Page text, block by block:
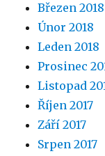
Březen 2018
Únor 2018
Leden 2018
Prosinec
Listopad
Říjen 2017
Září 2017
Srpen 2017